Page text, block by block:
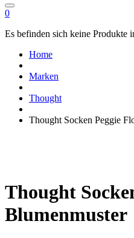
0
Es befinden sich keine Produkte
Home
Marken
Thought
Thought Socken Peggie
Thought
Blumenmuster